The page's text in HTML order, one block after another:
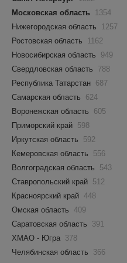
Московская область 1354
Нижегородская область
1257
Ростовская область
1162
Новосибирская область
949
Свердловская область
788
Республика Татарстан 687
Самарская область
624
Воронежская область
605
Приморский край 598
Иркутская область
592
Кемеровская область
556
Волгоградская область
543
Ставропольский край 512
Красноярский край 448
Омская область 409
Саратовская область
391
ХМАО - Югра 378
Челябинская область
366